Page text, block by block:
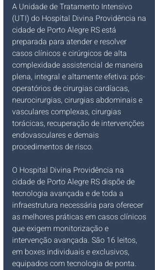
A Unidade de Tratamento Intensivo
(UTI) do Hospital Divina Providência na
cidade de Porto Alegre RS está
preparada para atender e resolver
casos clínicos e cirúrgicos de alta
complexidade assistencial de maneira
plena, integral e altamente efetiva: pós-
operatórios de cirurgias cardíacas,
neurocirurgias, cirurgias abdominais e
vasculares complexas, cirurgias
torácicas, recuperação de intervenções
endovasculares e demais
procedimentos de risco.
O Hospital Divina Providência na
cidade de Porto Alegre RS dispõe de
tecnologia avançada e de toda a
infraestrutura necessária para oferecer
as melhores práticas em casos clínicos
que exigem monitorização e
intervenção avançada. São 16 leitos,
em boxes individuais e exclusivos,
equipados com tecnologia de ponta.